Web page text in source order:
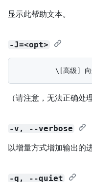
显示此帮助文本。
-J=<opt>
（请注意，无法正确处
-v, --verbose
以增量方式增加输出的
-q, --quiet